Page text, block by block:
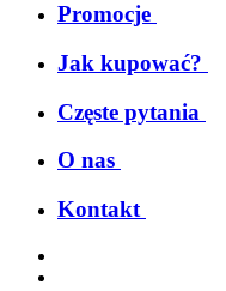
Promocje
Jak kupować?
Częste pytania
O nas
Kontakt